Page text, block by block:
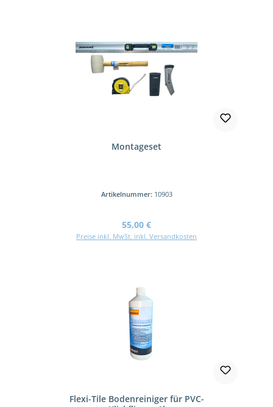
Montageset
Artikelnummer: 10903
Regulärer Preis:
55,00 €
Preise inkl. MwSt. inkl. Versandkosten
Flexi-Tile Bodenreiniger für PVC-